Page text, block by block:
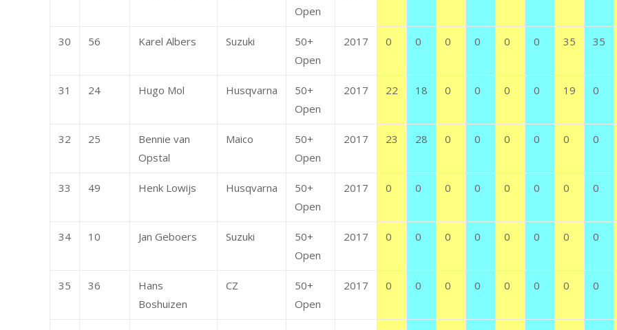
Open
30 56 Karel Albers Suzuki
50+
Open
2017 0 0 0 0 0 0 35 35
31 24 Hugo Mol Husqvarna
50+
Open
2017 22 18 0 0 0 0 19 0
32 25
Bennie van
Opstal
Maico
50+
Open
2017 23 28 0 0 0 0 0 0
33 49 Henk Lowijs Husqvarna
50+
Open
2017 0 0 0 0 0 0 0 0
34 10 Jan Geboers Suzuki
50+
Open
2017 0 0 0 0 0 0 0 0
35 36
Hans
Boshuizen
CZ
50+
Open
2017 0 0 0 0 0 0 0 0